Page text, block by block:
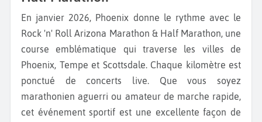
En janvier 2026, Phoenix donne le rythme avec le
Rock 'n' Roll Arizona Marathon & Half Marathon, une
course emblématique qui traverse les villes de
Phoenix, Tempe et Scottsdale. Chaque kilomètre est
ponctué de concerts live. Que vous soyez
marathonien aguerri ou amateur de marche rapide,
cet événement sportif est une excellente façon de